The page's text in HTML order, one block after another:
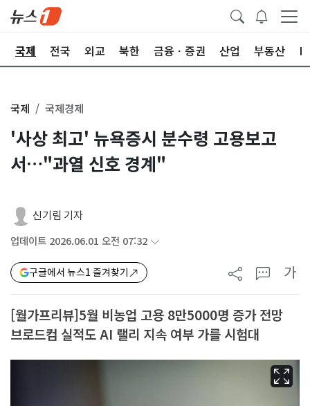
국제 전국 외교 북한 금융ㆍ증권 산업 부동산
국제 국제경제
'사상 최고' 뉴욕증시 분수령 고용보고
서…"과열 신호 경계"
신기림 기자
업데이트 2026.06.01 오전 07:32
구글에서 뉴스1 즐겨찾기 가
[월가프리뷰]5월 비농업 고용 8만5000명 증가 전망
브로드컴 실적도 AI 랠리 지속 여부 가를 시험대